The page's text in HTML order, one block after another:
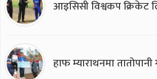
आइसिसी विश्वकप क्रिकेट
हाफ म्याराथनमा